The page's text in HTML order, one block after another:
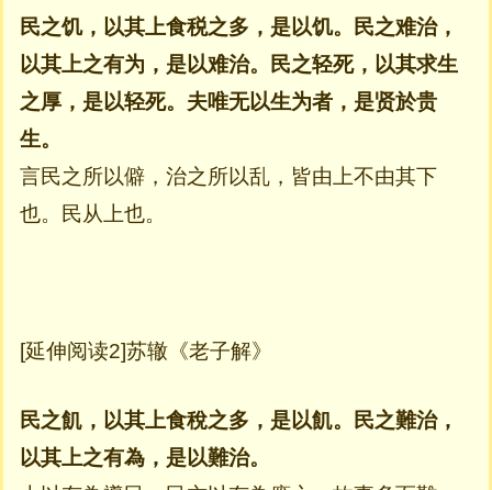
民之饥，以其上食税之多，是以饥。民之难治，
以其上之有为，是以难治。民之轻死，以其求生
之厚，是以轻死。夫唯无以生为者，是贤於贵
生。
言民之所以僻，治之所以乱，皆由上不由其下
也。民从上也。
[延伸阅读2]苏辙《老子解》
民之飢，以其上食稅之多，是以飢。民之難治，
以其上之有為，是以難治。